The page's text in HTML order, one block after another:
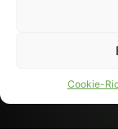
Cookie-
PARTNER WERDEN